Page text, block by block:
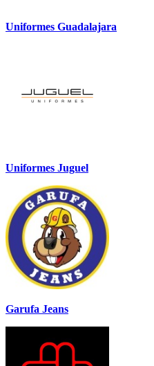
Uniformes Guadalajara
Uniformes Juguel
Garufa Jeans